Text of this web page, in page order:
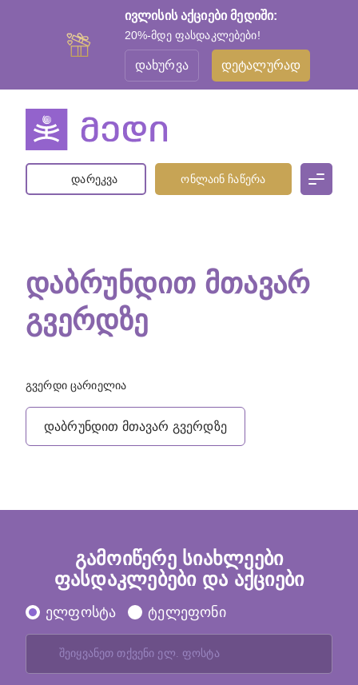
ივლისის აქციები მედიში:
20%-მდე ფასდაკლებები!
დახურვა დეტალურად
დარეკვა ონლაინ ჩაწერა
ᲓᲐᲑᲠᲣᲜᲓᲘᲗ ᲛᲗᲐᲕᲐᲠ
ᲒᲕᲔᲠᲓᲖᲔ
გვერდი ცარიელია
დაბრუნდით მთავარ გვერდზე
გამოიწერე სიახლეები
ფასდაკლებები და აქციები
ელფოსტა ტელეფონი